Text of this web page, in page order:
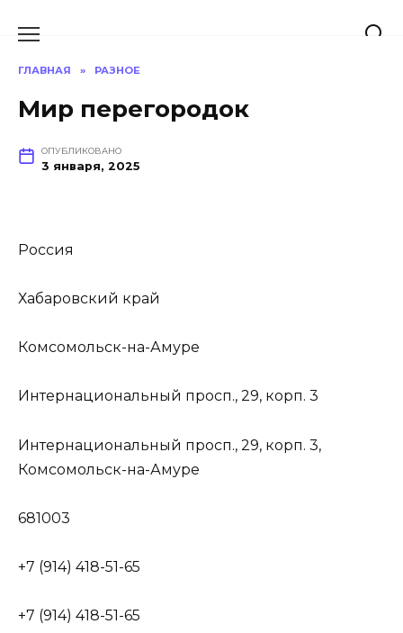
ГЛАВНАЯ » РАЗНОЕ
Мир перегородок
ОПУБЛИКОВАНО
3 января, 2025
Россия
Хабаровский край
Комсомольск-на-Амуре
Интернациональный просп., 29, корп. 3
Интернациональный просп., 29, корп. 3,
Комсомольск-на-Амуре
681003
+7 (914) 418-51-65
+7 (914) 418-51-65